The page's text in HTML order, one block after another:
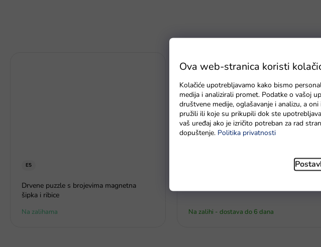
Ova web-stranica koristi
Kolačiće upotrebljavamo kako bismo
medija i analizirali promet. Podatke o vašoj
društvene medije, oglašavanje i analizu, a
pružili ili koje su prikupili dok ste
vaš uređaj ako je izričito potreban za rad
dopuštenje. Politika privatnosti
E5
Drvene puzzle s brojevima magnetna
šipka i ribice
Na zalihama Na zalihi - dostava do 6 dana